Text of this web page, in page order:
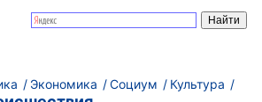
Экономика Социум
Культура